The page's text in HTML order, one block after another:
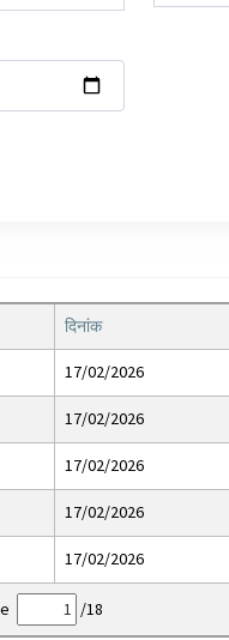
दिनांक
17/02/2026
17/02/2026
17/02/2026
17/02/2026
17/02/2026
/18